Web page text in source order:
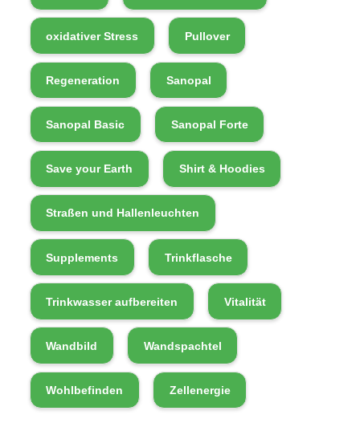
oxidativer Stress Pullover
Regeneration Sanopal
Sanopal Basic Sanopal Forte
Save your Earth Shirt & Hoodies
Straßen und Hallenleuchten
Supplements Trinkflasche
Trinkwasser aufbereiten Vitalität
Wandbild Wandspachtel
Wohlbefinden Zellenergie